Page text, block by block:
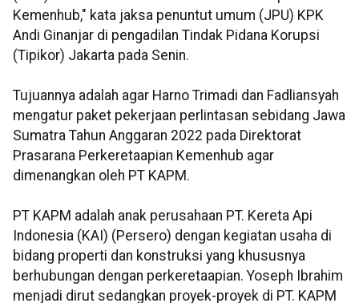
Kemenhub," kata jaksa penuntut umum (JPU) KPK
Andi Ginanjar di pengadilan Tindak Pidana Korupsi
(Tipikor) Jakarta pada Senin.
Tujuannya adalah agar Harno Trimadi dan Fadliansyah
mengatur paket pekerjaan perlintasan sebidang Jawa
Sumatra Tahun Anggaran 2022 pada Direktorat
Prasarana Perkeretaapian Kemenhub agar
dimenangkan oleh PT KAPM.
PT KAPM adalah anak perusahaan PT. Kereta Api
Indonesia (KAI) (Persero) dengan kegiatan usaha di
bidang properti dan konstruksi yang khususnya
berhubungan dengan perkeretaapian. Yoseph Ibrahim
menjadi dirut sedangkan proyek-proyek di PT. KAPM